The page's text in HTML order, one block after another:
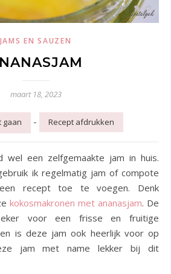
JAMS EN SAUZEN
maart 18, 2023
gaan - Recept afdrukken
ik regelmatig jam of compote
recept toe te voegen. Denk
kokosmakronen met ananasjam. De
voor een frisse en fruitige
is deze jam ook heerlijk voor op
jam met name lekker bij dit